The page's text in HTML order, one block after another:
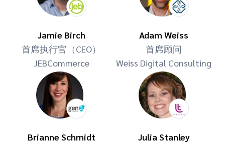
Jamie Birch
首席执行官（CEO）
JEBCommerce
Adam Weiss
首席顾问
Weiss Digital Consulting
Brianne Schmidt
Julia Stanley